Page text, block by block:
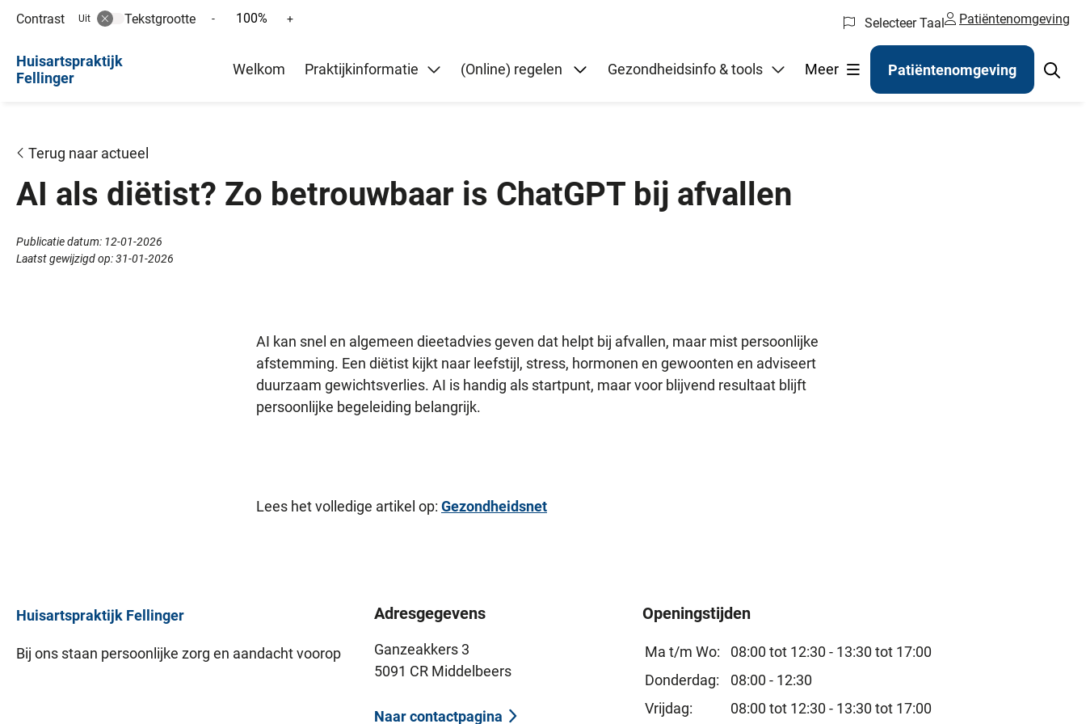
Contrast Uit Tekstgrootte
Tekst
10%
- 100%
Tekst
10%
+ Selecteer Taal Patiëntenomgeving
Huisartspraktijk
Fellinger
Hoofd
Welkom Praktijkinformatie (Online) regelen Submenu: (Online) regelen
Gezondheidsinfo & tools Meer Patiëntenomgeving
AI als diëtist? Zo betrouwbaar is ChatGPT bij afvallen
Terug naar actueel
Publicatie datum: 12-01-2026
Laatst gewijzigd op:31-01-2026
AI kan snel en algemeen dieetadvies geven dat helpt bij afvallen, maar mist persoonlijke
afstemming. Een diëtist kijkt naar leefstijl, stress, hormonen en gewoonten en adviseert
duurzaam gewichtsverlies. AI is handig als startpunt, maar voor blijvend resultaat blijft
persoonlijke begeleiding belangrijk.
Lees het volledige artikel op: Gezondheidsnet
Huisartspraktijk Fellinger
Bij ons staan persoonlijke zorg en aandacht voorop
Adresgegevens
Ganzeakkers 3
5091 CR Middelbeers
Naar contactpagina
Openingstijden
Ma t/m Wo: 08:00 tot 12:30 - 13:30 tot 17:00
Donderdag:
08:00 - 12:30
Vrijdag:
08:00 tot 12:30 - 13:30 tot 17:00